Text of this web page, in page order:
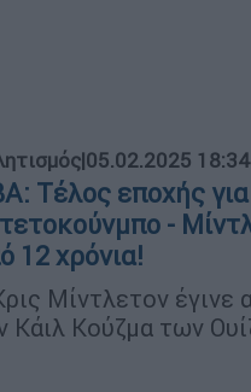
|05.02.2025 18:34
Τέλος εποχής
-
12 χρόνια!
Μίντλετον έγινε
Κάιλ Κούζμα των